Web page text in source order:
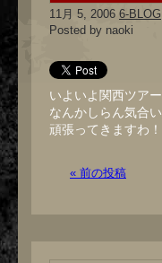
11月 5, 2006 6-BLOG
Posted by naoki
いよいよ関西ツアー
なんかしらん気合
頑張ってきますわ！
« 前の投稿